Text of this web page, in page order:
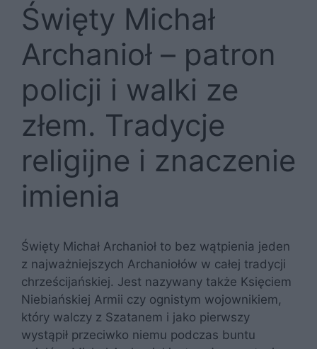
Święty Michał
Archanioł – patron
policji i walki ze
złem. Tradycje
religijne i znaczenie
imienia
Święty Michał Archanioł to bez wątpienia jeden
z najważniejszych Archaniołów w całej tradycji
chrześcijańskiej. Jest nazywany także Księciem
Niebiańskiej Armii czy ognistym wojownikiem,
który walczy z Szatanem i jako pierwszy
wystąpił przeciwko niemu podczas buntu